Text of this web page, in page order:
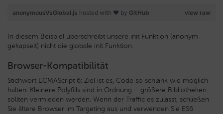
view raw
anonymousVsGlobal.js hosted with ❤ by GitHub
In diesem Beispiel überschreibt unsere init Funktion (anonym
gekapselt) nicht die globale init Funktion.
Browser-Kompatibilität
Stichwort ECMAScript 6: Ziel ist es, Code so schlank wie möglich
halten. Kleinere Polyfills sind in Ordnung – größere Bibliotheken
sollten vermieden werden. Wenn der Traffic es zulässt, schließen
Sie ältere Browser im Targeting aus und verwenden Sie ES6.